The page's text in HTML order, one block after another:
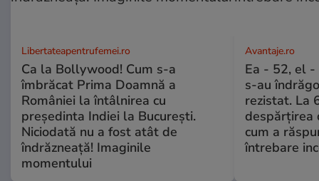
Libertateapentrufemei.ro
Ca la Bollywood! Cum s-a
îmbrăcat Prima Doamnă a
României la întâlnirea cu
președinta Indiei la București.
Niciodată nu a fost atât de
îndrăzneață! Imaginile
momentului
Avantaje.ro
Ea - 52, el -
s-au
rezistat. La
despărțirea
cum a
întrebare